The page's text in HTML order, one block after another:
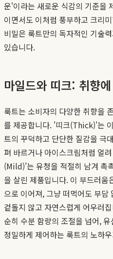
운'이라는 새로운 식감의 기준을
이면서도 이처럼 풍부하고 크리
비밀은 룩트만의 독자적인 기술
있습니다.
마일드와 띠크: 취향
룩트는 소비자의 다양한 취향을
를 제공합니다. '띠크(Thick)'는
트의 꾸덕하고 단단한 질감을 극
펴 바르거나 아이스크림처럼 얼
(Mild)'는 유청을 적절히 남겨 촉
을 살린 제품입니다. 이 부드러
으로 이어져, 그냥 떠먹어도 부담
겉돌지 않고 자연스럽게 어우러
순히 수분 함량의 조절을 넘어,
정밀하게 제어하는 룩트의 노하